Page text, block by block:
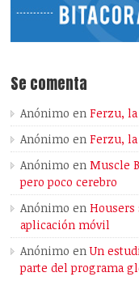
Se comenta
Anónimo enFerzu,
Anónimo enFerzu,
Anónimo enMuscle
pero poco cerebro
Anónimo en
aplicación móvil
Anónimo enUn
parte del programa